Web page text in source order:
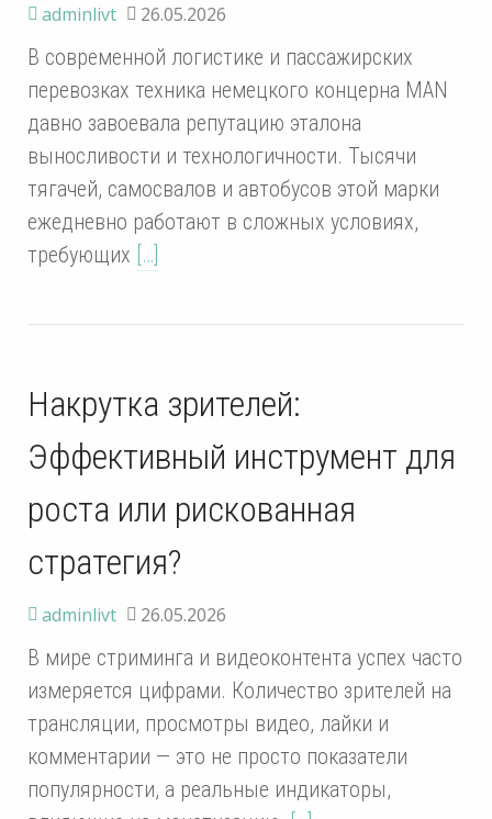
adminlivt 26.05.2026
В современной логистике и пассажирских
перевозках техника немецкого концерна MAN
давно завоевала репутацию эталона
выносливости и технологичности. Тысячи
тягачей, самосвалов и автобусов этой марки
ежедневно работают в сложных условиях,
требующих […]
Накрутка зрителей:
Эффективный инструмент для
роста или рискованная
стратегия?
adminlivt 26.05.2026
В мире стриминга и видеоконтента успех часто
измеряется цифрами. Количество зрителей на
трансляции, просмотры видео, лайки и
комментарии — это не просто показатели
популярности, а реальные индикаторы,